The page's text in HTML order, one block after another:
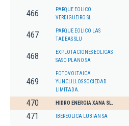
466
PARQUE EOLICO
VERDIGUEIRO SL
467
PARQUE EOLICO LAS
TADEAS SLU
468
EXPLOTACIONES EOLICAS
SASO PLANO SA
469
FOTOVOLTAICA
YUNCLILLOS SOCIEDAD
LIMITADA.
470 HIDRO ENERGIA XANA SL.
471 IBEREOLICA LUBIAN SA